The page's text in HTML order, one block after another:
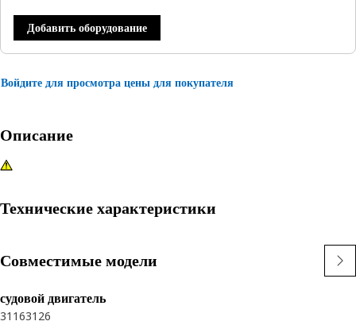
Добавить оборудование
Войдите для просмотра цены для покупателя
Описание
Технические характеристики
Совместимые модели
судовой двигатель
31163126